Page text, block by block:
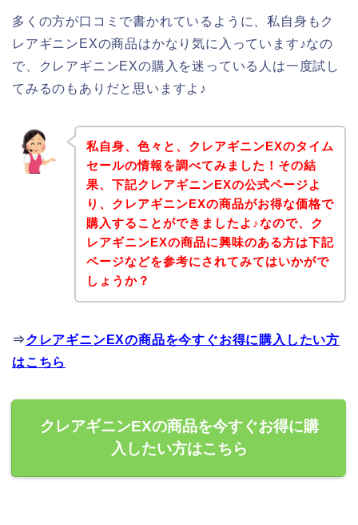
多くの方が口コミで書かれているように、私自身もク
レアギニンEXの商品はかなり気に入っています♪なの
で、クレアギニンEXの購入を迷っている人は一度試し
てみるのもありだと思いますよ♪
私自身、色々と、クレアギニンEXのタイム
セールの情報を調べてみました！その結
果、下記クレアギニンEXの公式ページよ
り、クレアギニンEXの商品がお得な価格で
購入することができましたよ♪なので、ク
レアギニンEXの商品に興味のある方は下記
ページなどを参考にされてみてはいかがで
しょうか？
⇒クレアギニンEXの商品を今すぐお得に購入したい方
はこちら
クレアギニンEXの商品を今すぐお得に購
入したい方はこちら